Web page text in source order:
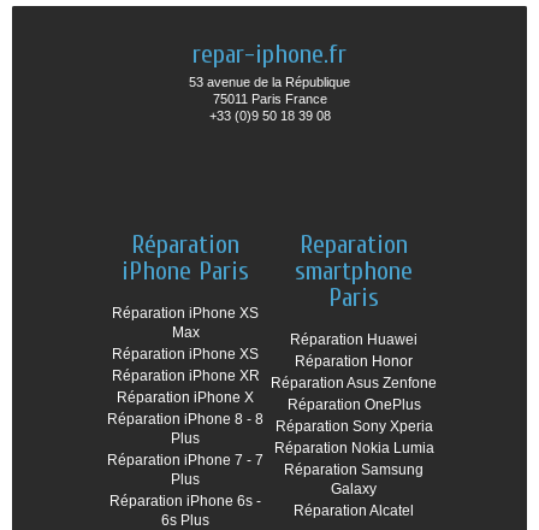
repar-iphone.fr
53 avenue de la République
75011 Paris France
+33 (0)9 50 18 39 08
Réparation
iPhone Paris
Réparation iPhone XS
Max
Réparation iPhone XS
Réparation iPhone XR
Réparation iPhone X
Réparation iPhone 8 - 8
Plus
Réparation iPhone 7 - 7
Plus
Réparation iPhone 6s -
6s Plus
Reparation
smartphone
Paris
Réparation Huawei
Réparation Honor
Réparation Asus Zenfone
Réparation OnePlus
Réparation Sony Xperia
Réparation Nokia Lumia
Réparation Samsung
Galaxy
Réparation Alcatel